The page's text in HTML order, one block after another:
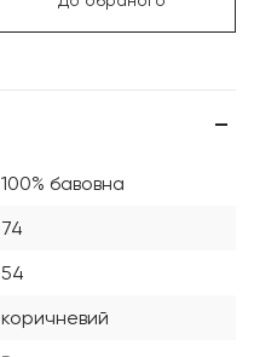
100% бавовна
74
54
коричневий